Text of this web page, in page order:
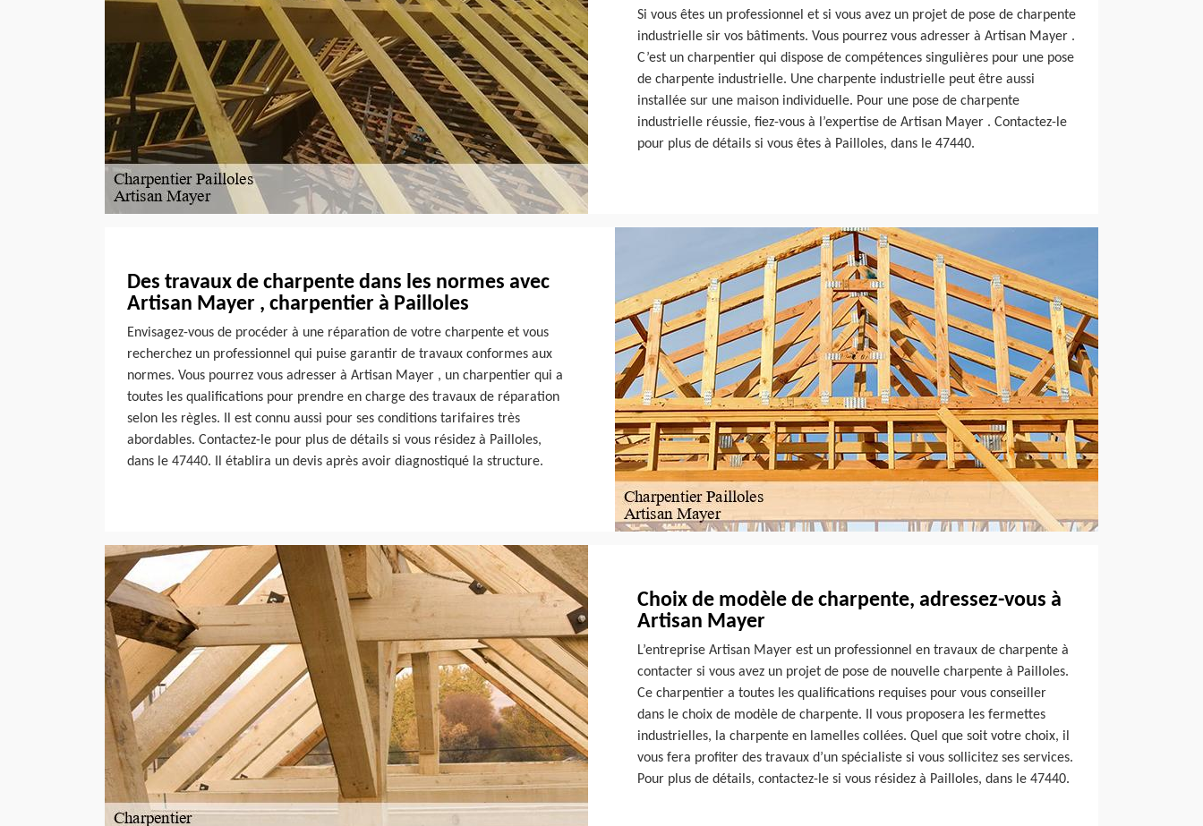
Si vous êtes un professionnel et si vous avez un projet de pose de charpente
industrielle sir vos bâtiments. Vous pourrez vous adresser à Artisan Mayer .
C’est un charpentier qui dispose de compétences singulières pour une pose
de charpente industrielle. Une charpente industrielle peut être aussi
installée sur une maison individuelle. Pour une pose de charpente
industrielle réussie, fiez-vous à l’expertise de Artisan Mayer . Contactez-le
pour plus de détails si vous êtes à Pailloles, dans le 47440.
Des travaux de charpente dans les normes avec
Artisan Mayer , charpentier à Pailloles
Envisagez-vous de procéder à une réparation de votre charpente et vous
recherchez un professionnel qui puise garantir de travaux conformes aux
normes. Vous pourrez vous adresser à Artisan Mayer , un charpentier qui a
toutes les qualifications pour prendre en charge des travaux de réparation
selon les règles. Il est connu aussi pour ses conditions tarifaires très
abordables. Contactez-le pour plus de détails si vous résidez à Pailloles,
dans le 47440. Il établira un devis après avoir diagnostiqué la structure.
Choix de modèle de charpente, adressez-vous à
Artisan Mayer
L’entreprise Artisan Mayer est un professionnel en travaux de charpente à
contacter si vous avez un projet de pose de nouvelle charpente à Pailloles.
Ce charpentier a toutes les qualifications requises pour vous conseiller
dans le choix de modèle de charpente. Il vous proposera les fermettes
industrielles, la charpente en lamelles collées. Quel que soit votre choix, il
vous fera profiter des travaux d’un spécialiste si vous sollicitez ses services.
Pour plus de détails, contactez-le si vous résidez à Pailloles, dans le 47440.